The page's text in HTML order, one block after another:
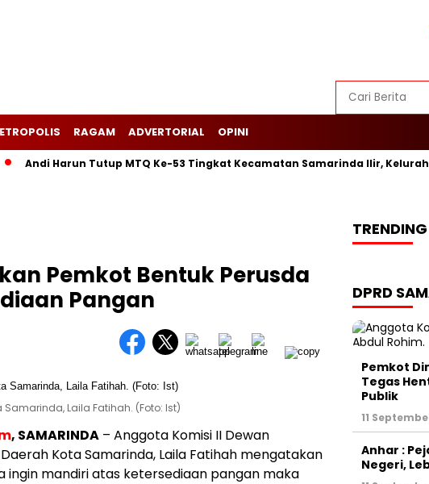
RAGAM ADVERTORIAL OPINI
Andi Harun Tutup MTQ Ke-53 Tingkat Kecamatan Samarinda Ilir, Kelurahan
Pemkot Bentuk Perusda
Pangan
Laila Fatihah. (Foto: Ist)
, SAMARINDA – Anggota Komisi II Dewan
Kota Samarinda, Laila Fatihah mengatakan
ingin mandiri atas ketersediaan pangan maka
TRENDING
DPRD
Pemkot
Tegas
Publik
11
Anhar :
Negeri,